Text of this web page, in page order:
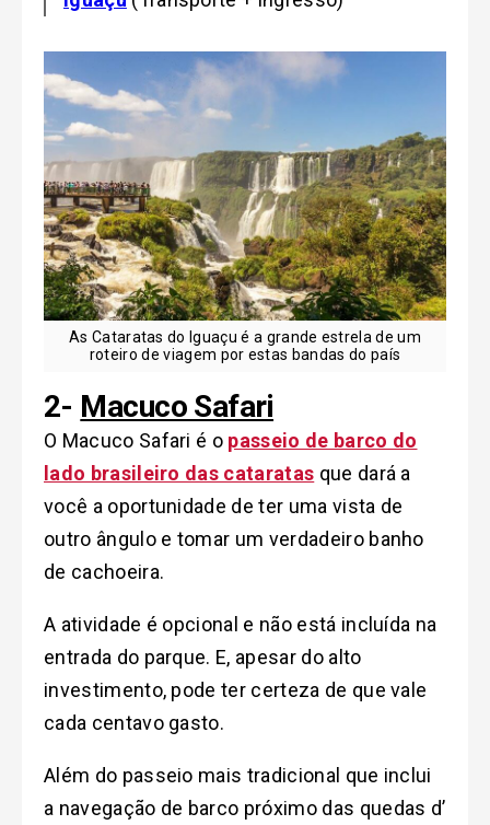
As Cataratas do Iguaçu é a grande estrela de um
roteiro de viagem por estas bandas do país
2- Macuco Safari
O Macuco Safari é o passeio de barco do
lado brasileiro das cataratas que dará a
você a oportunidade de ter uma vista de
outro ângulo e tomar um verdadeiro banho
de cachoeira.
A atividade é opcional e não está incluída na
entrada do parque. E, apesar do alto
investimento, pode ter certeza de que vale
cada centavo gasto.
Além do passeio mais tradicional que inclui
a navegação de barco próximo das quedas d’